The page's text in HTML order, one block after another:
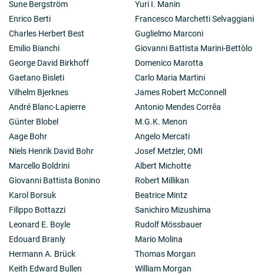
de l'énergie solaire ont été déterminants dans
l'éclosion de cette forme d'énergie au Zaïre. Les
recherches du Professeur Malu wa Kalenga restent
orientées actuellement sur les problèmes posés par
les énergies nouvelles et renouvelables, sur les
problèmes de l'appréciation de la demande d'énergie,
et sur le comportement de réacteur Triga Mark II en
mode pulsé. Les problèmes posés par les interactions
'science, technologie et société', rencontrés dans le
domaine des économies des systèmes énergétiques,
amènent le Professeur Malu à s'intéresser de plus près
à la science de la complexité et aux conséquences
épistémologiques du paradigme évolutif en science.
Sune Bergström
Enrico Berti
Charles Herbert Best
Emilio Bianchi
George David Birkhoff
Gaetano Bisleti
Vilhelm Bjerknes
André Blanc-Lapierre
Günter Blobel
Aage Bohr
Niels Henrik David Bohr
Marcello Boldrini
Giovanni Battista Bonino
Karol Borsuk
Filippo Bottazzi
Leonard E. Boyle
Edouard Branly
Hermann A. Brück
Keith Edward Bullen
Yuri I. Manin
Francesco Marchetti Selvaggiani
Guglielmo Marconi
Giovanni Battista Marini-Bettòlo
Domenico Marotta
Carlo Maria Martini
James Robert McConnell
Antonio Mendes Corrêa
M.G.K. Menon
Angelo Mercati
Josef Metzler, OMI
Albert Michotte
Robert Millikan
Beatrice Mintz
Sanichiro Mizushima
Rudolf Mössbauer
Mario Molina
Thomas Morgan
William Morgan